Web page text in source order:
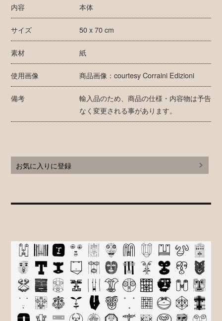
内容 本体
サイズ 50 x 70 cm
素材 紙
使用画像 商品画像：courtesy Corraini Edizioni
備考
輸入品のため、商品の仕様・内容物は予告
なく変更される事があります。
お気に入りに登録